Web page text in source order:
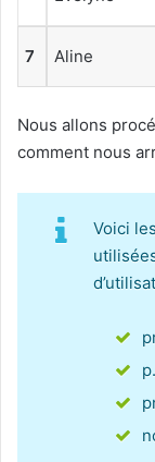
7 Aline
Nous allons
comment nous
Voici